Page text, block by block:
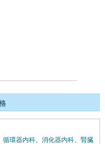
循環器内科 消化器内科
腎臓